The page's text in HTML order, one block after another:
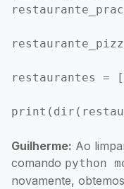
restaurantes =
Guilherme: Ao
comando python
novamente,